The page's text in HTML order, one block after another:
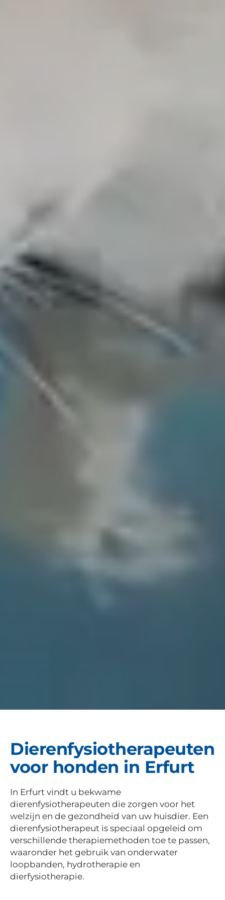
Dierenfysiotherapeuten
voor honden in Erfurt
In Erfurt vindt u bekwame
dierenfysiotherapeuten die zorgen voor het
welzijn en de gezondheid van uw huisdier. Een
dierenfysiotherapeut is speciaal opgeleid om
verschillende therapiemethoden toe te passen,
waaronder het gebruik van onderwater
loopbanden, hydrotherapie en
dierfysiotherapie.